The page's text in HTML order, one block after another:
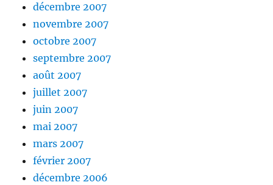
décembre 2007
novembre 2007
octobre 2007
septembre 2007
août 2007
juillet 2007
juin 2007
mai 2007
mars 2007
février 2007
décembre 2006